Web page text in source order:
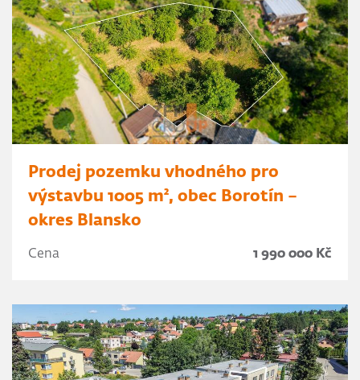
Prodej pozemku vhodného pro
výstavbu 1005 m², obec Borotín –
okres Blansko
Cena 1 990 000 Kč